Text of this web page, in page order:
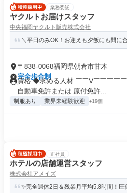
業務委託
ヤクルトお届けスタッフ
中央福岡ヤクルト販売株式会社
＼平日のみOK！お迎えも夕飯にも間に
〒838-0068福岡県朝倉市甘木
完全歩合制
資格 ◆求める人材 ￣￣V￣￣￣￣
自動車免許または 原付免許...
制服あり 業界未経験歓迎 +19個
正社員
ホテルの店舗運営スタッフ
株式会社アメイズ
✨完全週休2日＆残業月平均5.8時間！圧